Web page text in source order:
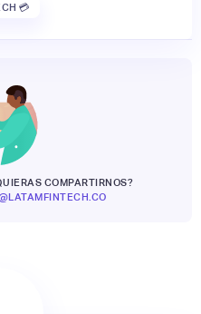
💳
COMPARTIRNOS?